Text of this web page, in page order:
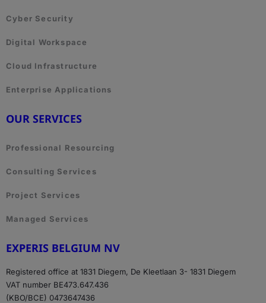
Cyber Security
Digital Workspace
Cloud Infrastructure
Enterprise Applications
OUR SERVICES
Professional Resourcing
Consulting Services
Project Services
Managed Services
EXPERIS BELGIUM NV
Registered office at 1831 Diegem, De Kleetlaan 3- 1831 Diegem
VAT number BE473.647.436
(KBO/BCE) 0473647436